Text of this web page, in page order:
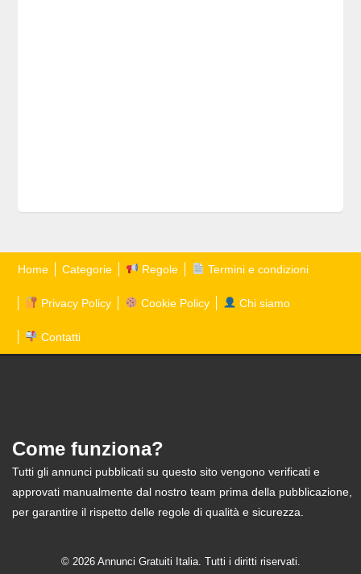
Home Categorie Regole Termini e condizioni
Privacy Policy Cookie Policy Chi siamo
Contatti
Come funziona?
Tutti gli annunci pubblicati su questo sito vengono verificati e
approvati manualmente dal nostro team prima della pubblicazione,
per garantire il rispetto delle regole di qualità e sicurezza.
© 2026 Annunci Gratuiti Italia. Tutti i diritti riservati.